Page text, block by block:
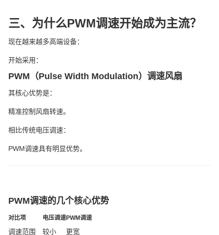
三、为什么PWM调速开始成为主流？
现在越来越多高端设备：
开始采用：
PWM（Pulse Width Modulation）调速风扇
其核心优势是：
精准控制风扇转速。
相比传统电压调速：
PWM调速具有明显优势。
PWM调速的几个核心优势
对比项 电压调速PWM调速
调速范围 较小
更宽